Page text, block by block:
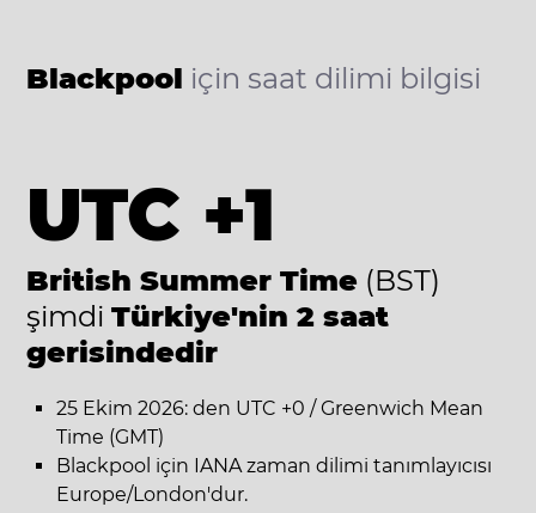
Blackpool için saat dilimi bilgisi
UTC +1
British Summer Time (BST)
şimdi Türkiye'nin 2 saat
gerisindedir
25 Ekim 2026: den UTC +0 / Greenwich Mean
Time (GMT)
Blackpool için IANA zaman dilimi tanımlayıcısı
Europe/London'dur.